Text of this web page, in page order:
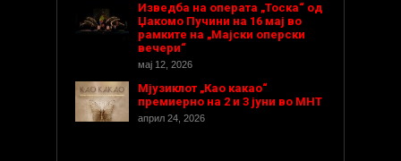
Изведба на операта „Тоска“ од
Џакомо Пучини на 16 мај во
рамките на „Мајски оперски
вечери“
мај 12, 2026
Мјузиклот „Као какао“
премиерно на 2 и 3 јуни во МНТ
април 24, 2026